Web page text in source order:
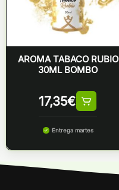
AROMA TABACO RUBIO
30ML BOMBO
17,35€
Entrega martes